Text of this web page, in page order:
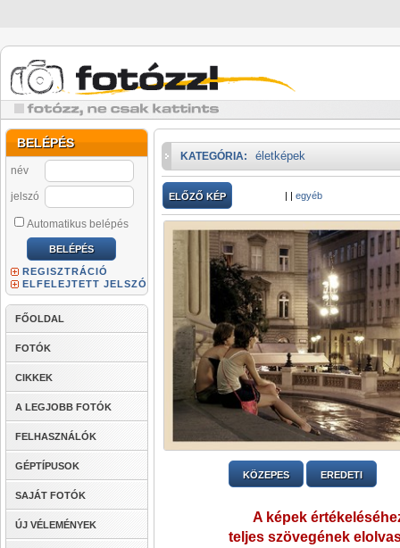
BELÉPÉS
név
jelszó
Automatikus belépés
REGISZTRÁCIÓ
ELFELEJTETT JELSZÓ
FŐOLDAL
FOTÓK
CIKKEK
A LEGJOBB FOTÓK
FELHASZNÁLÓK
GÉPTÍPUSOK
SAJÁT FOTÓK
ÚJ VÉLEMÉNYEK
KATEGÓRIA: életképek
ELŐZŐ KÉP | | egyéb
KÖZEPES EREDETI
A képek
teljes szövegének